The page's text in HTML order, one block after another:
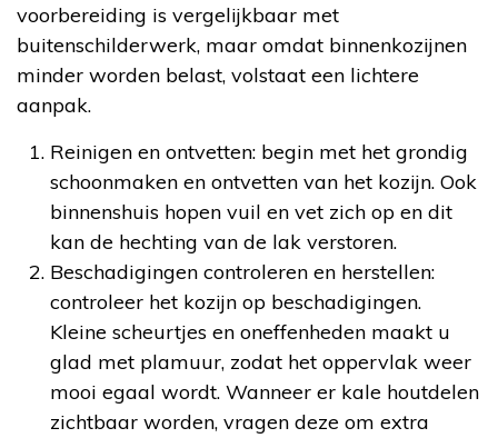
voorbereiding is vergelijkbaar met
buitenschilderwerk, maar omdat binnenkozijnen
minder worden belast, volstaat een lichtere
aanpak.
Reinigen en ontvetten: begin met het grondig
schoonmaken en ontvetten van het kozijn. Ook
binnenshuis hopen vuil en vet zich op en dit
kan de hechting van de lak verstoren.
Beschadigingen controleren en herstellen:
controleer het kozijn op beschadigingen.
Kleine scheurtjes en oneffenheden maakt u
glad met plamuur, zodat het oppervlak weer
mooi egaal wordt. Wanneer er kale houtdelen
zichtbaar worden, vragen deze om extra